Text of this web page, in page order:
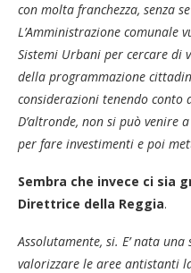
con molta franchezza, senza
L’Amministrazione comunale
Sistemi Urbani per cercare di
della programmazione
considerazioni tenendo
D’altronde, non si può venire
per fare investimenti e poi
Sembra che invece ci sia
Direttrice della Reggia.
Assolutamente, si. E’ nata
valorizzare le aree antistanti